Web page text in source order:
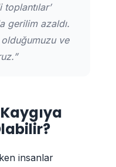
gerilim azaldı.
ve
insanlar